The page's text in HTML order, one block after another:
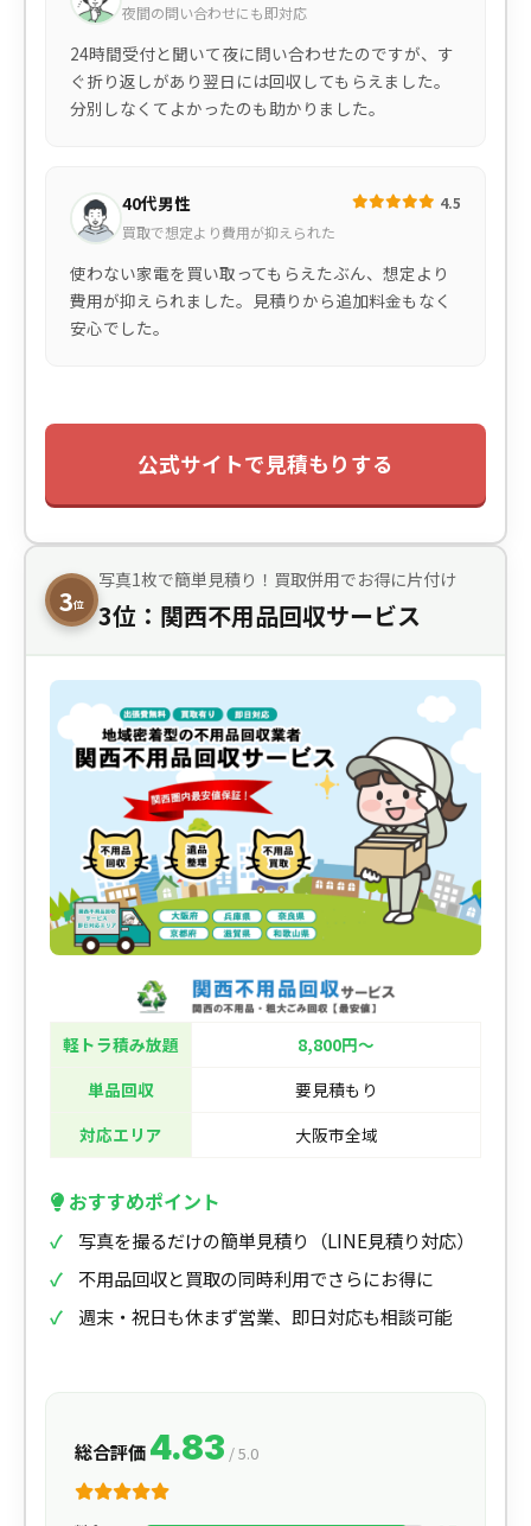
夜間の問い合わせにも即対応
24時間受付と聞いて夜に問い合わせたのですが、す
ぐ折り返しがあり翌日には回収してもらえました。
分別しなくてよかったのも助かりました。
40代男性
買取で想定より費用が抑えられた
4.5
使わない家電を買い取ってもらえたぶん、想定より
費用が抑えられました。見積りから追加料金もなく
安心でした。
公式サイトで見積もりする
3位
写真1枚で簡単見積り！買取併用でお得に片付け
3位：関西不用品回収サービス
軽トラ積み放題
8,800円〜
単品回収
要見積もり
対応エリア
大阪市全域
おすすめポイント
写真を撮るだけの簡単見積り（LINE見積り対応）
不用品回収と買取の同時利用でさらにお得に
週末・祝日も休まず営業、即日対応も相談可能
総合評価4.83 / 5.0